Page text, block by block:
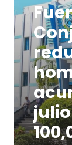
julio